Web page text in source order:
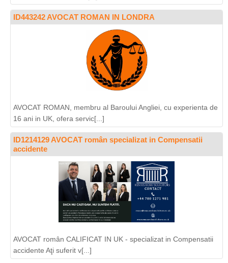
ID443242 AVOCAT ROMAN IN LONDRA
AVOCAT ROMAN, membru al Baroului Angliei, cu experienta de
16 ani in UK, ofera servic[...]
ID1214129 AVOCAT român specializat in Compensatii
accidente
AVOCAT român CALIFICAT IN UK - specializat in Compensatii
accidente Aţi suferit v[...]